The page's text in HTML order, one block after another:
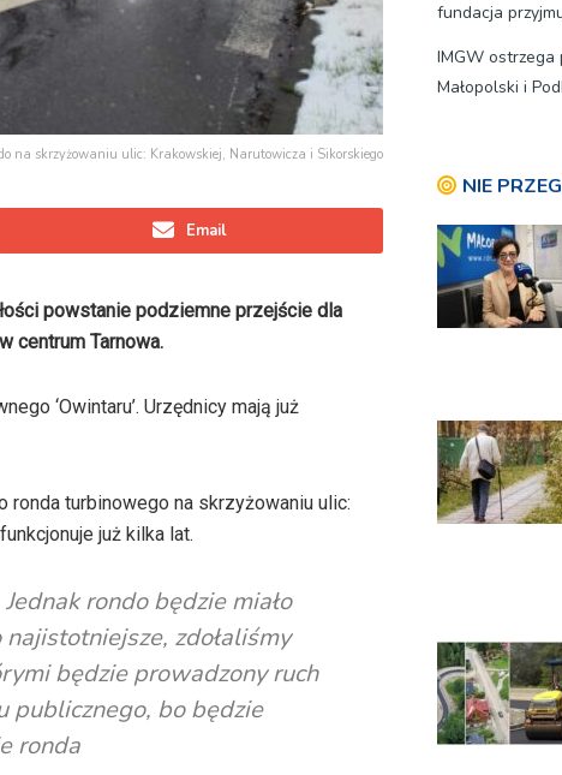
na skrzyżowaniu ulic: Krakowskiej, Narutowicza i Sikorskiego
Email
powstanie podziemne przejście dla
centrum Tarnowa.
‘Owintaru’. Urzędnicy mają już
ronda turbinowego na skrzyżowaniu ulic:
już kilka lat.
rondo będzie miało
zdołaliśmy
będzie prowadzony ruch
publicznego, bo będzie
ronda
fundacja
IMGW ostrzega
Małopolski i
NIE